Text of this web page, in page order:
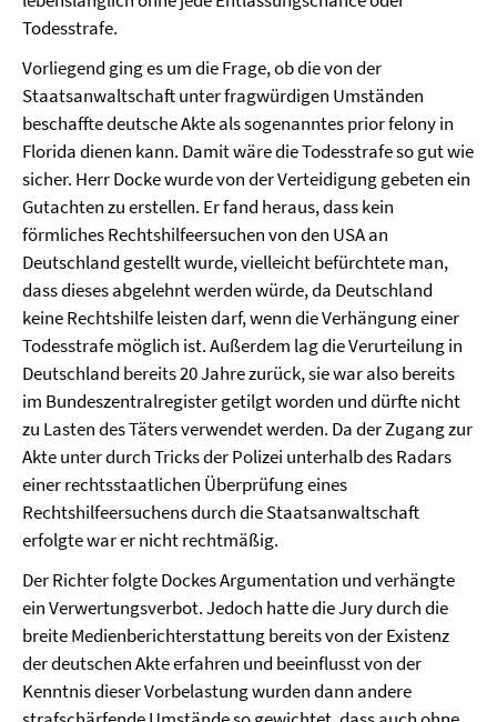
Todesstrafe.
Vorliegend ging es um die Frage, ob die von der
Staatsanwaltschaft unter fragwürdigen Umständen
beschaffte deutsche Akte als sogenanntes prior felony in
Florida dienen kann. Damit wäre die Todesstrafe so gut wie
sicher. Herr Docke wurde von der Verteidigung gebeten ein
Gutachten zu erstellen. Er fand heraus, dass kein
förmliches Rechtshilfeersuchen von den USA an
Deutschland gestellt wurde, vielleicht befürchtete man,
dass dieses abgelehnt werden würde, da Deutschland
keine Rechtshilfe leisten darf, wenn die Verhängung einer
Todesstrafe möglich ist. Außerdem lag die Verurteilung in
Deutschland bereits 20 Jahre zurück, sie war also bereits
im Bundeszentralregister getilgt worden und dürfte nicht
zu Lasten des Täters verwendet werden. Da der Zugang zur
Akte unter durch Tricks der Polizei unterhalb des Radars
einer rechtsstaatlichen Überprüfung eines
Rechtshilfeersuchens durch die Staatsanwaltschaft
erfolgte war er nicht rechtmäßig.
Der Richter folgte Dockes Argumentation und verhängte
ein Verwertungsverbot. Jedoch hatte die Jury durch die
breite Medienberichterstattung bereits von der Existenz
der deutschen Akte erfahren und beeinflusst von der
Kenntnis dieser Vorbelastung wurden dann andere